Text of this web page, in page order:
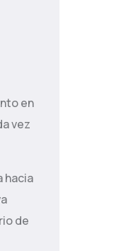
en
vez
hacia
de